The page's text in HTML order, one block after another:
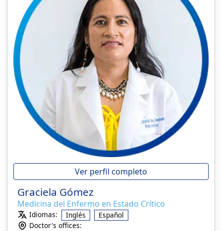
Ver perfil completo
Graciela Gómez
Medicina del Enfermo en Estado Crítico
Idiomas: Inglés
Español
Doctor's offices: